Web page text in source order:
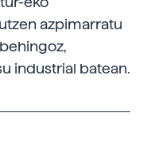
azpimarratu
industrial batean.